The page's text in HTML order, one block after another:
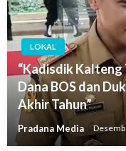
LOKAL
“Kadisdik
Dana BOS dan
Akhir Tahun”
Pradana Media